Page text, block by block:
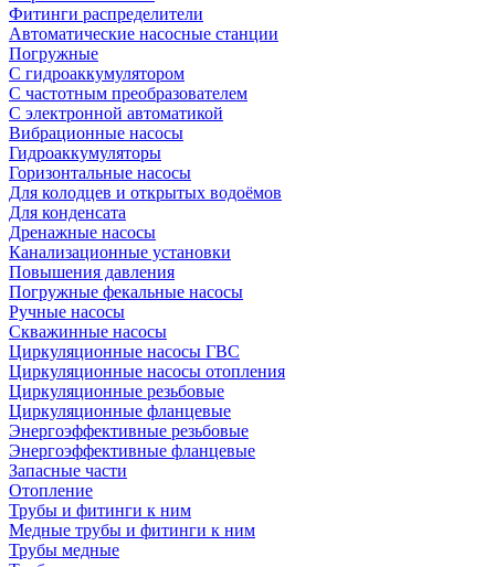
Фитинги распределители
Автоматические насосные станции
Погружные
С гидроаккумулятором
С частотным преобразователем
С электронной автоматикой
Вибрационные насосы
Гидроаккумуляторы
Горизонтальные насосы
Для колодцев и открытых водоёмов
Для конденсата
Дренажные насосы
Канализационные установки
Повышения давления
Погружные фекальные насосы
Ручные насосы
Скважинные насосы
Циркуляционные насосы ГВС
Циркуляционные насосы отопления
Циркуляционные резьбовые
Циркуляционные фланцевые
Энергоэффективные резьбовые
Энергоэффективные фланцевые
Запасные части
Отопление
Трубы и фитинги к ним
Медные трубы и фитинги к ним
Трубы медные